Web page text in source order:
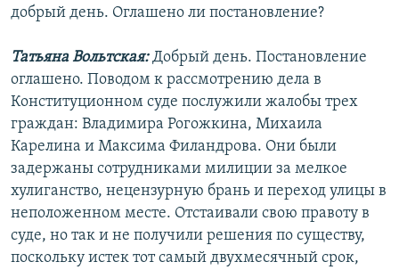
добрый день. Оглашено ли постановление?
Татьяна Вольтская:Добрый день. Постановление
оглашено. Поводом к рассмотрению дела в
Конституционном суде послужили жалобы трех
граждан: Владимира Рогожкина, Михаила
Карелина и Максима Филандрова. Они были
задержаны сотрудниками милиции за мелкое
хулиганство, нецензурную брань и переход улицы в
неположенном месте. Отстаивали свою правоту в
суде, но так и не получили решения по существу,
поскольку истек тот самый двухмесячный срок,